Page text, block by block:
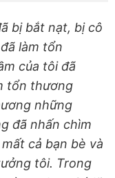
bị bắt nạt, bị cô
làm tổn
của tôi đã
tổn thương
những
đã nhấn chìm
cả bạn bè và
tôi. Trong